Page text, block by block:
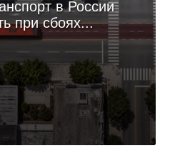
в России
при сбоях...